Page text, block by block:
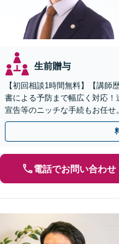
生前贈与
【初回相談1時間無料】【講師
書による予防まで幅広く対応
宣告等のニッチな手続もお任
すく丁寧にご説明【Web相談
電話でお問い合わせ